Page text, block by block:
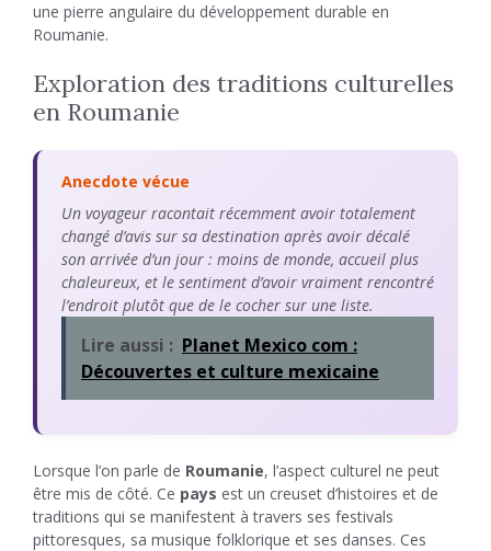
une pierre angulaire du développement durable en
Roumanie.
Exploration des traditions culturelles
en Roumanie
Anecdote vécue
Un voyageur racontait récemment avoir totalement
changé d’avis sur sa destination après avoir décalé
son arrivée d’un jour : moins de monde, accueil plus
chaleureux, et le sentiment d’avoir vraiment rencontré
l’endroit plutôt que de le cocher sur une liste.
Lire aussi : Planet Mexico com :
Découvertes et culture mexicaine
Lorsque l’on parle de Roumanie, l’aspect culturel ne peut
être mis de côté. Ce pays est un creuset d’histoires et de
traditions qui se manifestent à travers ses festivals
pittoresques, sa musique folklorique et ses danses. Ces